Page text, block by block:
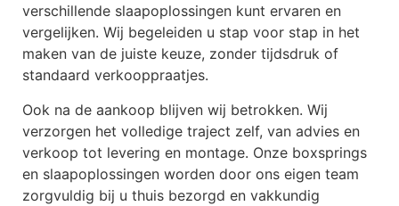
verschillende slaapoplossingen kunt ervaren en
vergelijken. Wij begeleiden u stap voor stap in het
maken van de juiste keuze, zonder tijdsdruk of
standaard verkooppraatjes.
Ook na de aankoop blijven wij betrokken. Wij
verzorgen het volledige traject zelf, van advies en
verkoop tot levering en montage. Onze boxsprings
en slaapoplossingen worden door ons eigen team
zorgvuldig bij u thuis bezorgd en vakkundig